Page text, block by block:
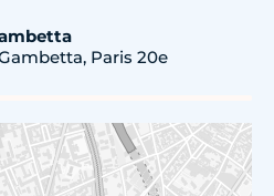
Paris 20e